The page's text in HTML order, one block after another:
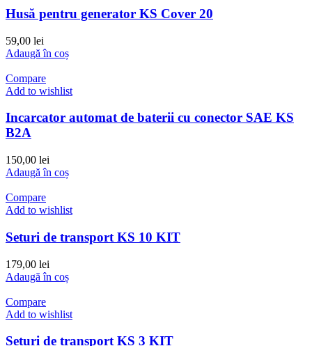
Husă pentru generator KS Cover 20
59,00 lei
Adaugă în coș
Compare
Add to wishlist
Incarcator automat de baterii cu conector SAE KS
B2A
150,00 lei
Adaugă în coș
Compare
Add to wishlist
Seturi de transport KS 10 KIT
179,00 lei
Adaugă în coș
Compare
Add to wishlist
Seturi de transport KS 3 KIT